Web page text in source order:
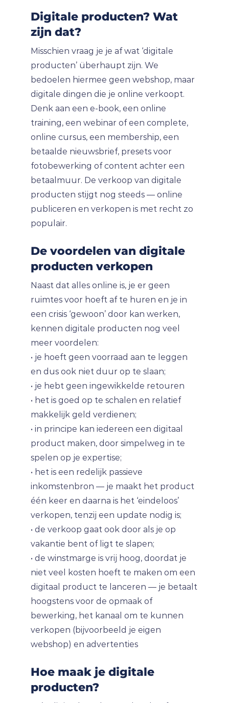
Digitale producten? Wat
zijn dat?
Misschien vraag je je af wat ‘digitale
producten’ überhaupt zijn. We
bedoelen hiermee geen webshop, maar
digitale dingen die je online verkoopt.
Denk aan een e-book, een online
training, een webinar of een complete,
online cursus, een membership, een
betaalde nieuwsbrief, presets voor
fotobewerking of content achter een
betaalmuur. De verkoop van digitale
producten stijgt nog steeds — online
publiceren en verkopen is met recht zo
populair.
De voordelen van digitale
producten verkopen
Naast dat alles online is, je er geen
ruimtes voor hoeft af te huren en je in
een crisis ‘gewoon’ door kan werken,
kennen digitale producten nog veel
meer voordelen:
• je hoeft geen voorraad aan te leggen
en dus ook niet duur op te slaan;
• je hebt geen ingewikkelde retouren
• het is goed op te schalen en relatief
makkelijk geld verdienen;
• in principe kan iedereen een digitaal
product maken, door simpelweg in te
spelen op je expertise;
• het is een redelijk passieve
inkomstenbron — je maakt het product
één keer en daarna is het ‘eindeloos’
verkopen, tenzij een update nodig is;
• de verkoop gaat ook door als je op
vakantie bent of ligt te slapen;
• de winstmarge is vrij hoog, doordat je
niet veel kosten hoeft te maken om een
digitaal product te lanceren — je betaalt
hoogstens voor de opmaak of
bewerking, het kanaal om te kunnen
verkopen (bijvoorbeeld je eigen
webshop) en advertenties
Hoe maak je digitale
producten?